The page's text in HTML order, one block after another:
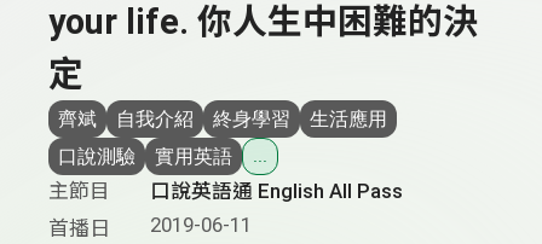
your life. 你人生中困難的決
定
齊斌 自我介紹 終身學習
生活應用
口說測驗
實用英語 ...
主節目
口說英語通 English All Pass
首播日
2019-06-11